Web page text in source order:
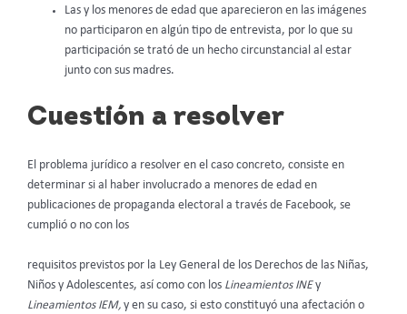
Las y los menores de edad que aparecieron en las imágenes
no participaron en algún tipo de entrevista, por lo que su
participación se trató de un hecho circunstancial al estar
junto con sus madres.
Cuestión a resolver
El problema jurídico a resolver en el caso concreto, consiste en
determinar si al haber involucrado a menores de edad en
publicaciones de propaganda electoral a través de Facebook, se
cumplió o no con los
requisitos previstos por la Ley General de los Derechos de las Niñas,
Niños y Adolescentes, así como con los Lineamientos INEy
Lineamientos IEM, y en su caso, si esto constituyó una afectación o